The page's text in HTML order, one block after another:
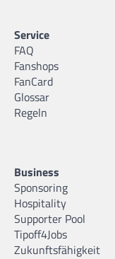
Service
FAQ
Fanshops
FanCard
Glossar
Regeln
Business
Sponsoring
Hospitality
Supporter Pool
Tipoff4Jobs
Zukunftsfähigkeit